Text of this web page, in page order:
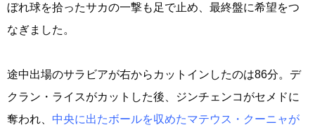
ぼれ球を拾ったサカの一撃も足で止め、最終盤に希望をつ
なぎました。
途中出場のサラビアが右からカットインしたのは86分。デ
クラン・ライスがカットした後、ジンチェンコがセメドに
奪われ、 中央に出たボールを収めたマテウス・クーニャが